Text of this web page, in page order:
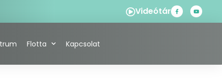
Videótár
Flotta Kapcsolat